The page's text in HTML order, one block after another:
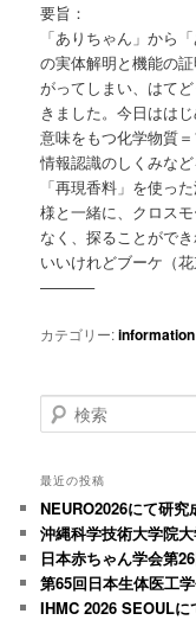
要旨：
「ありちゃん」から
の実体解明と機能の
がってしまい、はて
きました。今日はは
意味をもつ化学物質
情報認識のしくみな
「再現香料」を使っ
様と一緒に、クロス
なく、探ることがで
いいけれどブーケ（
———–
カテゴリー:information
検
索
最近の投稿
NEURO2026にて研究
沖縄科学技術大学院
日本赤ちゃん学会第
第65回日本生体医工
IHMC 2026 SEOUL